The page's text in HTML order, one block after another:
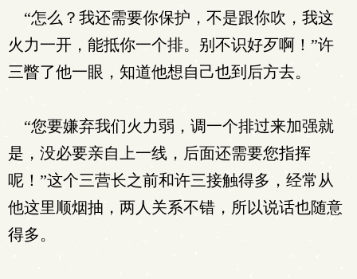
“怎么？我还需要你保护，不是跟你吹，我这
火力一开，能抵你一个排。别不识好歹啊！”许
三瞥了他一眼，知道他想自己也到后方去。
“您要嫌弃我们火力弱，调一个排过来加强就
是，没必要亲自上一线，后面还需要您指挥
呢！”这个三营长之前和许三接触得多，经常从
他这里顺烟抽，两人关系不错，所以说话也随意
得多。